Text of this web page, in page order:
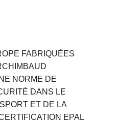
FABRIQUÉES
NORME DE
DANS LE
ET DE LA
EPAL